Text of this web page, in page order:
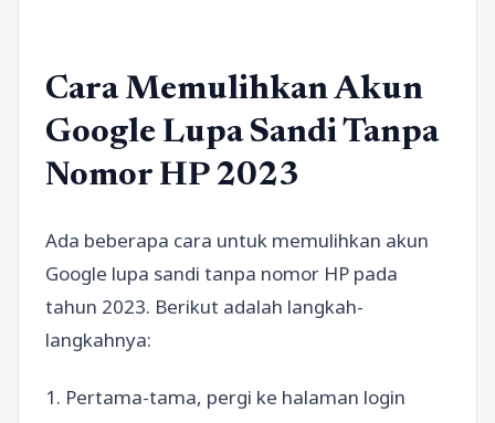
Cara Memulihkan Akun
Google Lupa Sandi Tanpa
Nomor HP 2023
Ada beberapa cara untuk memulihkan akun
Google lupa sandi tanpa nomor HP pada
tahun 2023. Berikut adalah langkah-
langkahnya:
1. Pertama-tama, pergi ke halaman login